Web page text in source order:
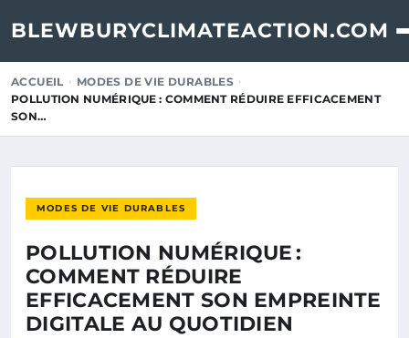
BLEWBURYCLIMATEACTION.COM
ACCUEIL
MODES DE VIE DURABLES
POLLUTION NUMÉRIQUE : COMMENT RÉDUIRE EFFICACEMENT
SON…
MODES DE VIE DURABLES
POLLUTION NUMÉRIQUE :
COMMENT RÉDUIRE
EFFICACEMENT SON EMPREINTE
DIGITALE AU QUOTIDIEN